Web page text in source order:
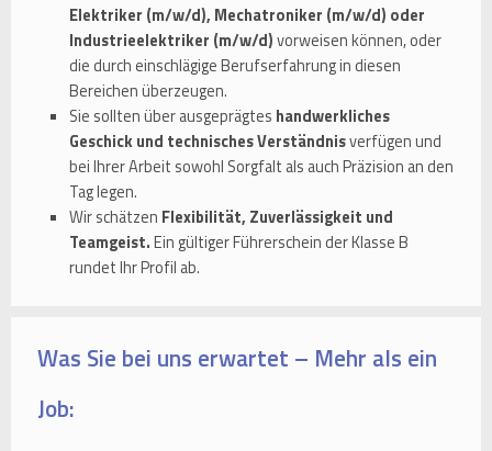
Elektriker (m/w/d), Mechatroniker (m/w/d) oder
Industrieelektriker (m/w/d)vorweisen können, oder
die durch einschlägige Berufserfahrung in diesen
Bereichen überzeugen.
Sie sollten über ausgeprägtes handwerkliches
Geschick und technisches Verständnisverfügen und
bei Ihrer Arbeit sowohl Sorgfalt als auch Präzision an den
Tag legen.
Wir schätzen Flexibilität, Zuverlässigkeit und
Teamgeist.Ein gültiger Führerschein der Klasse B
rundet Ihr Profil ab.
Was Sie bei uns erwartet – Mehr als ein
Job: